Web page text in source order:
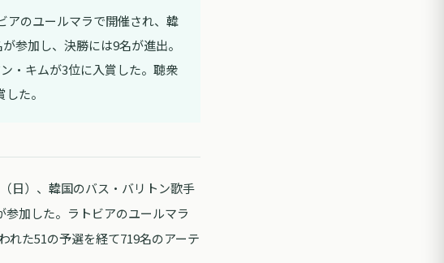
アのユールマラで開催され、韓
参加し、決勝には9名が進出。
・キムが3位に入賞した。聴衆
た。
日）、韓国のバス・バリトン歌手
加した。ラトビアのユールマラ
れた51の予選を経て719名のアーテ